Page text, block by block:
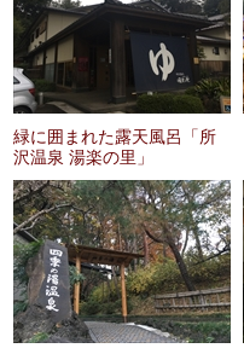
緑に囲まれた露天風呂「所
沢温泉 湯楽の里」